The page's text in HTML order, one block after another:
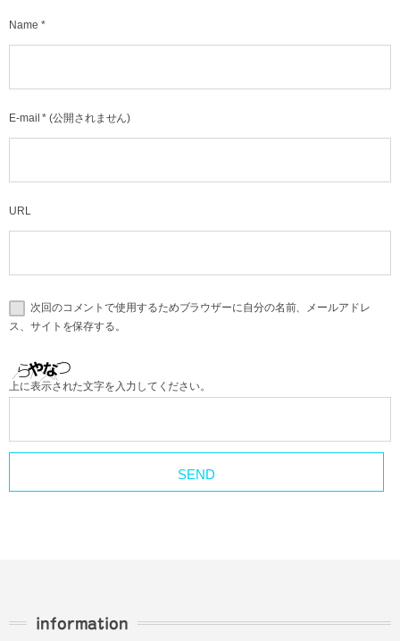
Name *
E-mail * (公開されません)
URL
次回のコメントで使用するためブラウザーに自分の名前、メールアドレ
ス、サイトを保存する。
上に表示された文字を入力してください。
information